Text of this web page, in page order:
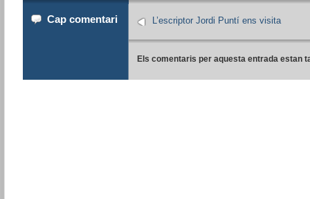
Cap comentari L’escriptor Jordi Puntí ens visita
Els comentaris per aquesta entrada estan